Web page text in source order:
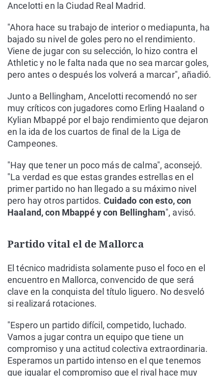
Ancelotti en la Ciudad Real Madrid.
"Ahora hace su trabajo de interior o mediapunta, ha
bajado su nivel de goles pero no el rendimiento.
Viene de jugar con su selección, lo hizo contra el
Athletic y no le falta nada que no sea marcar goles,
pero antes o después los volverá a marcar", añadió.
Junto a Bellingham, Ancelotti recomendó no ser
muy críticos con jugadores como Erling Haaland o
Kylian Mbappé por el bajo rendimiento que dejaron
en la ida de los cuartos de final de la Liga de
Campeones.
"Hay que tener un poco más de calma", aconsejó.
"La verdad es que estas grandes estrellas en el
primer partido no han llegado a su máximo nivel
pero hay otros partidos. Cuidado con esto, con
Haaland, con Mbappé y con Bellingham", avisó.
Partido vital el de Mallorca
El técnico madridista solamente puso el foco en el
encuentro en Mallorca, convencido de que será
clave en la conquista del título liguero. No desveló
si realizará rotaciones.
"Espero un partido difícil, competido, luchado.
Vamos a jugar contra un equipo que tiene un
compromiso y una actitud colectiva extraordinaria.
Esperamos un partido intenso en el que tenemos
que igualar el compromiso que el rival hace muy